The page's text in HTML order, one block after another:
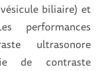
biliaire) et
performances
ultrasonore
de contraste